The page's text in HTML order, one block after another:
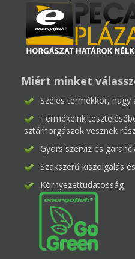
Miért minket
Széles termékkör,
Termékeink
sztárhorgászok vesznek
Gyors szerviz és
Szakszerű kiszolgálás
Környezettudatosság